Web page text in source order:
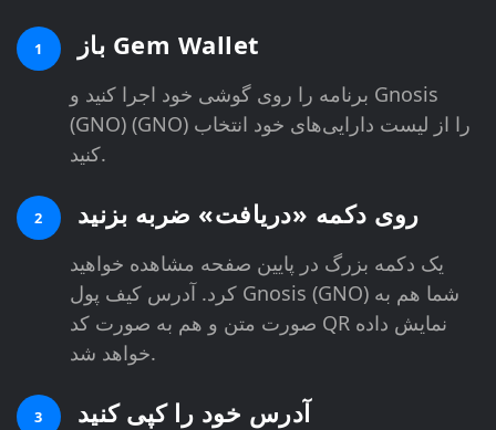
1 باز Gem Wallet
برنامه را روی گوشی خود اجرا کنید و Gnosis
(GNO) (GNO) را از لیست دارایی‌های خود انتخاب
کنید.
2 روی دکمه «دریافت» ضربه بزنید
یک دکمه بزرگ در پایین صفحه مشاهده خواهید
کرد. آدرس کیف پول Gnosis (GNO) شما هم به
صورت متن و هم به صورت کد QR نمایش داده
خواهد شد.
3 آدرس خود را کپی کنید